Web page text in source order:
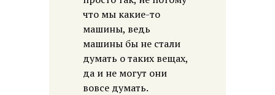
что мы какие-то
машины, ведь
машины бы не стали
думать о таких вещах,
да и не могут они
вовсе думать.